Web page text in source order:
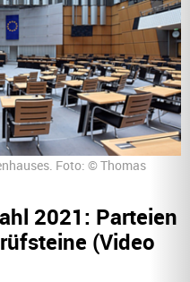
Foto: © Thomas
2021: Parteien
(Video